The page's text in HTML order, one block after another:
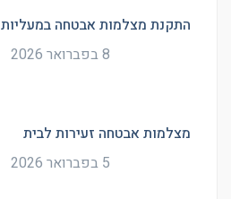
התקנת מצלמות אבטחה במעליות
8 בפברואר 2026
מצלמות אבטחה זעירות לבית
5 בפברואר 2026